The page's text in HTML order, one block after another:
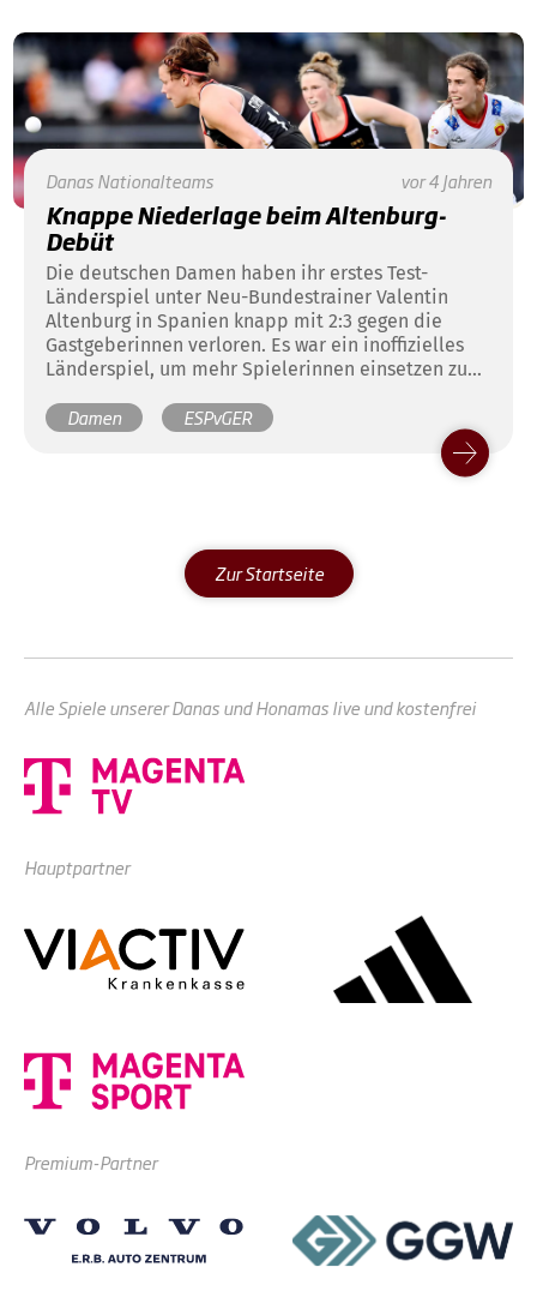
deutsche Möglichkeiten nutzen.
DanasNationalteams vor 4 Jahren
Knappe Niederlage beim Altenburg-
Debüt
Die deutschen Damen haben ihr erstes Test-
Länderspiel unter Neu-Bundestrainer Valentin
Altenburg in Spanien knapp mit 2:3 gegen die
Gastgeberinnen verloren. Es war ein inoffizielles
Länderspiel, um mehr Spielerinnen einsetzen zu
das bestimmende Team, aber Spanien konterte
stark und effizient. Dennoch war Altenburg mit
Damen ESPvGER
Zur Startseite
Alle Spiele unserer Danas und Honamas live und kostenfrei
Hauptpartner
Premium-Partner